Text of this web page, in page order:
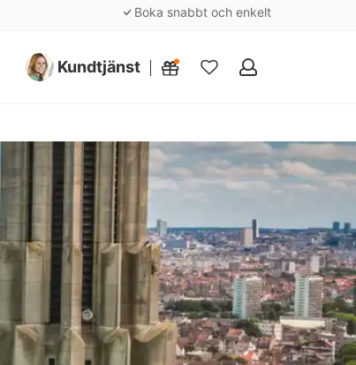
Boka snabbt och enkelt
Kundtjänst
Mina